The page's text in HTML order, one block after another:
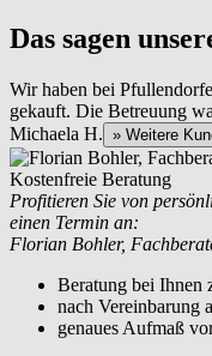
Das sagen
Wir haben bei
gekauft. Die Betreuung
Michaela H. » Weitere
Kostenfreie Beratung
Profitieren Sie von
einen Termin an:
Florian Bohler,
Beratung bei Ihnen
nach Vereinbarung
genaues Aufmaß